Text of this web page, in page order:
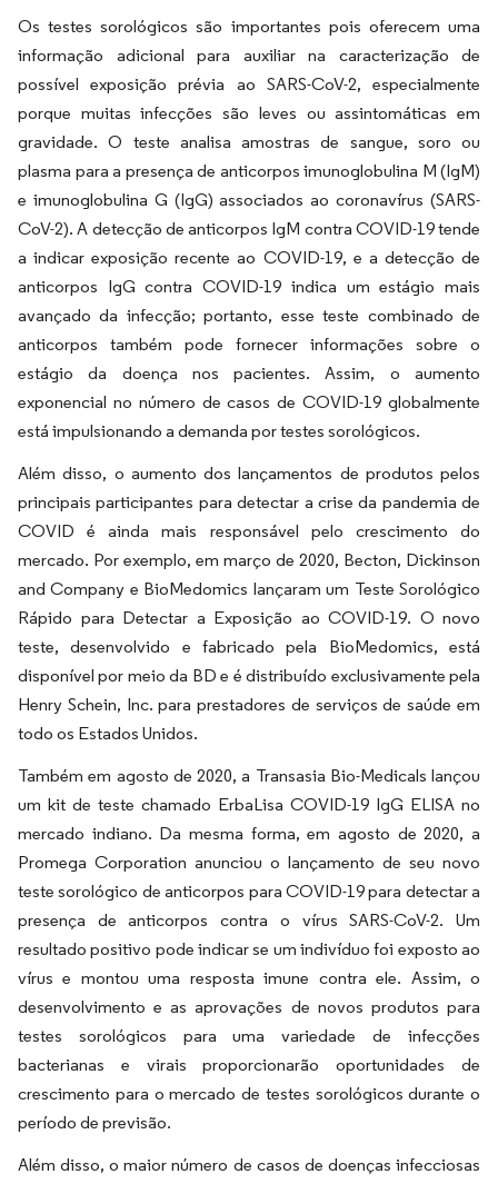
Os testes sorológicos são importantes pois oferecem uma
informação adicional para auxiliar na caracterização de
possível exposição prévia ao SARS-CoV-2, especialmente
porque muitas infecções são leves ou assintomáticas em
gravidade. O teste analisa amostras de sangue, soro ou
plasma para a presença de anticorpos imunoglobulina M (IgM)
e imunoglobulina G (IgG) associados ao coronavírus (SARS-
CoV-2). A detecção de anticorpos IgM contra COVID-19 tende
a indicar exposição recente ao COVID-19, e a detecção de
anticorpos IgG contra COVID-19 indica um estágio mais
avançado da infecção; portanto, esse teste combinado de
anticorpos também pode fornecer informações sobre o
estágio da doença nos pacientes. Assim, o aumento
exponencial no número de casos de COVID-19 globalmente
está impulsionando a demanda por testes sorológicos.
Além disso, o aumento dos lançamentos de produtos pelos
principais participantes para detectar a crise da pandemia de
COVID é ainda mais responsável pelo crescimento do
mercado. Por exemplo, em março de 2020, Becton, Dickinson
and Company e BioMedomics lançaram um Teste Sorológico
Rápido para Detectar a Exposição ao COVID-19. O novo
teste, desenvolvido e fabricado pela BioMedomics, está
disponível por meio da BD e é distribuído exclusivamente pela
Henry Schein, Inc. para prestadores de serviços de saúde em
todo os Estados Unidos.
Também em agosto de 2020, a Transasia Bio-Medicals lançou
um kit de teste chamado ErbaLisa COVID-19 IgG ELISA no
mercado indiano. Da mesma forma, em agosto de 2020, a
Promega Corporation anunciou o lançamento de seu novo
teste sorológico de anticorpos para COVID-19 para detectar a
presença de anticorpos contra o vírus SARS-CoV-2. Um
resultado positivo pode indicar se um indivíduo foi exposto ao
vírus e montou uma resposta imune contra ele. Assim, o
desenvolvimento e as aprovações de novos produtos para
testes sorológicos para uma variedade de infecções
bacterianas e virais proporcionarão oportunidades de
crescimento para o mercado de testes sorológicos durante o
período de previsão.
Além disso, o maior número de casos de doenças infecciosas